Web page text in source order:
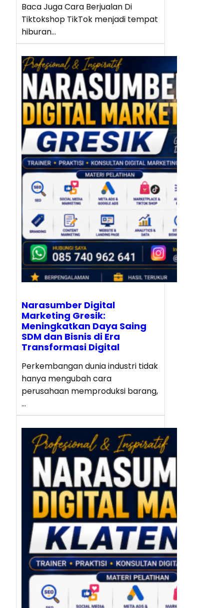
Baca Juga Cara Berjualan Di
Tiktokshop TikTok menjadi tempat
hiburan…
Narasumber Digital
Marketing Gresik:
Meningkatkan Daya Saing
SDM dan Bisnis di Era
Transformasi Digital
Perkembangan dunia industri tidak
hanya mengubah cara
perusahaan memproduksi barang,
…